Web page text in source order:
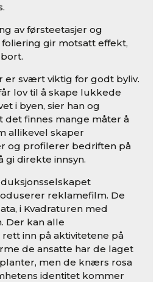
av førsteetasjer og
gir motsatt effekt,
er svært viktig for godt byliv.
lov til å skape lukkede
i byen, sier han og
finnes mange måter å
allikevel skaper
og profilerer bedriften på
gi direkte innsyn.
reklamefilm. De
i Kvadraturen med
Der kan alle
inn på aktivitetene på
de ansatte har de laget
men de knærs rosa
identitet kommer